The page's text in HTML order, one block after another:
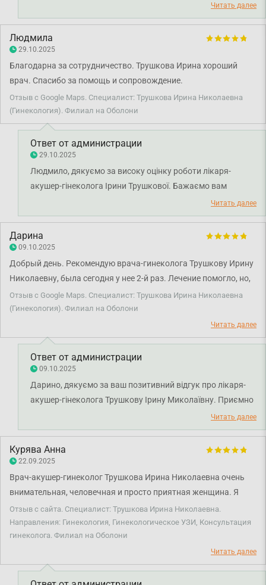
подальші аналізи ніж від лікаря, їй вдячна найбільше. Лікарка
завершився. Більше до цієї клініки не звернусь, якщо тільки не
склалися такі враження про лікаря. Ми передали ваші
слова менеджеру з якості для детального опрацювання
Читать далее
Людмила
29.10.2025
Благодарна за сотрудничество. Трушкова Ирина хороший
врач. Спасибо за помощь и сопровождение.
Отзыв с Google Maps. Специалист: Трушкова Ирина Николаевна
(Гинекология). Филиал на Оболони
Ответ от администрации
29.10.2025
Людмило, дякуємо за високу оцінку роботи лікаря-
акушер-гінеколога Ірини Трушкової. Бажаємо вам
Читать далее
Дарина
09.10.2025
Добрый день. Рекомендую врача-гинеколога Трушкову Ирину
Николаевну, была сегодня у нее 2-й раз. Лечение помогло, но,
конечно, лучше не попадать к врачам. Всем желаю мирного
неба, крепкого здоровья и сил). Буду обращаться еще в
филиал Смарт медикал на м.Минская именно к этому
гинекологу. Спасибо.
Отзыв с Google Maps. Специалист: Трушкова Ирина Николаевна
(Гинекология). Филиал на Оболони
Читать далее
Ответ от администрации
09.10.2025
Дарино, дякуємо за ваш позитивний відгук про лікаря-
акушер-гінеколога Трушкову Ірину Миколаївну. Приємно
чути, що ви залишились задоволені результатом
лікування. Бажаємо вам міцного здоров'я!
Читать далее
Курява Анна
22.09.2025
Врач-акушер-гинеколог Трушкова Ирина Николаевна очень
внимательная, человечная и просто приятная женщина. Я
получила высокопрофессиональную помощь после долгого
игнорирования своего здоровья. В дальнейшем для плановых
обзоров буду обращаться только к Ирине Николаевне.
Отзыв с сайта. Специалист: Трушкова Ирина Николаевна.
Направления: Гинекология, Гинекологическое УЗИ, Консультация
гинеколога. Филиал на Оболони
Читать далее